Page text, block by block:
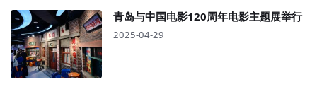
青岛与中国电影120周年电影主题展举行
2025-04-29